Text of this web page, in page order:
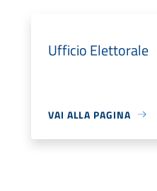
Ufficio Elettorale
VAI ALLA PAGINA